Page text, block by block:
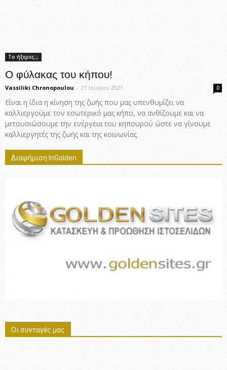
Το ήξερες;;;
Ο φύλακας του κήπου!
Vassiliki Chronopoulou - 21 Ιουνίου 2021 0
Είναι η ίδια η κίνηση της ζωής που μας υπενθυμίζει να
καλλιεργούμε τον εσωτερικό μας κήπο, να ανθίζουμε και να
μετουσιώσουμε την ενέργεια του κηπουρού ώστε να γίνουμε
καλλιεργητές της ζωής και της κοινωνίας.
Διαφήμιση InGolden
Οι συνταγές μας